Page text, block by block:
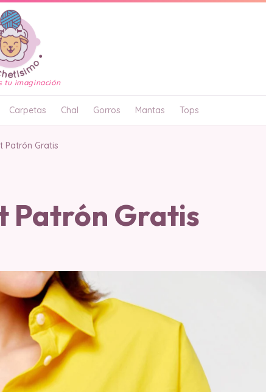
tu imaginación
Carpetas Chal Gorros Mantas Tops
Patrón Gratis
Patrón Gratis